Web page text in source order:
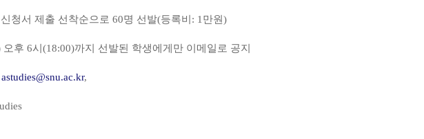
청서 제출 선착순으로 60명 선발(등록비: 1만원)
후 6시(18:00)까지 선발된 학생에게만 이메일로 공지
astudies@snu.ac.kr,